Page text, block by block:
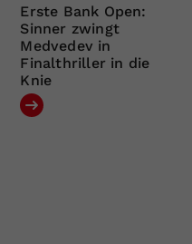
Erste Bank Open:
Sinner zwingt
Medvedev in
Finalthriller in die
Knie